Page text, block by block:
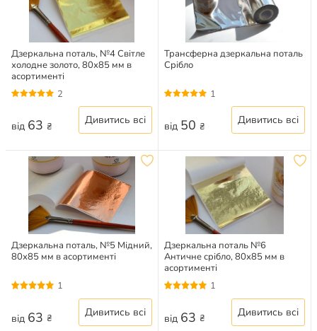
Дзеркальна поталь, №4 Світле
холодне золото, 80х85 мм в
асортименті
2
від 63 ₴ Дивитись всі
Трансферна дзеркальна поталь
Срібло
1
від 50 ₴ Дивитись всі
Дзеркальна поталь, №5 Мідний,
80х85 мм в асортименті
1
від 63 ₴ Дивитись всі
Дзеркальна поталь №6
Античне срібло, 80х85 мм в
асортименті
1
від 63 ₴ Дивитись всі